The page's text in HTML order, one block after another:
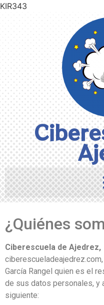
KIR343
¿Quiénes
Ciberescuela de Ajedrez,
García Rangel quien es el
de sus datos personales, y
siguiente: